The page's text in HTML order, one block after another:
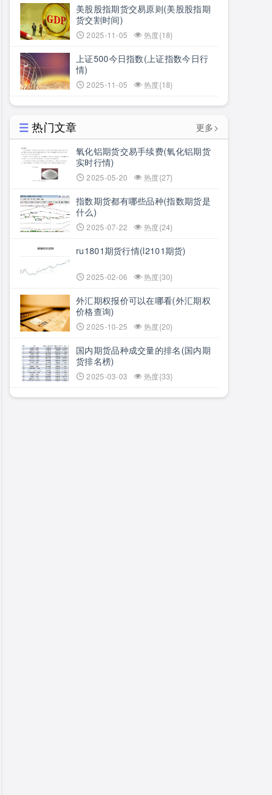
美股股指期货交易原则(美股股指期
货交割时间)
2025-11-05 热度{18}
上证500今日指数(上证指数今日行
情)
2025-11-05 热度{18}
热门文章
更多>
氧化铝期货交易手续费(氧化铝期货
实时行情)
2025-05-20 热度{27}
指数期货都有哪些品种(指数期货是
什么)
2025-07-22 热度{24}
ru1801期货行情(l2101期货)
2025-02-06 热度{30}
外汇期权报价可以在哪看(外汇期权
价格查询)
2025-10-25 热度{20}
国内期货品种成交量的排名(国内期
货排名榜)
2025-03-03 热度{33}